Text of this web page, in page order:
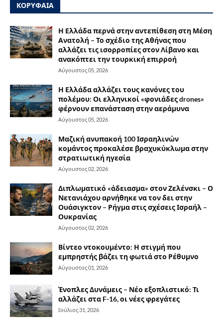
ΚΟΡΥΦΑΙΑ
Η Ελλάδα περνά στην αντεπίθεση στη Μέση
Ανατολή – Το σχέδιο της Αθήνας που
αλλάζει τις ισορροπίες στον Λίβανο και
ανακόπτει την τουρκική επιρροή
Αύγουστος 05, 2026
Η Ελλάδα αλλάζει τους κανόνες του
πολέμου: Οι ελληνικοί «φονιάδες drones»
φέρνουν επανάσταση στην αεράμυνα
Αύγουστος 05, 2026
Μαζική ανυπακοή 100 Ισραηλινών
κομάντος προκαλέσε βραχυκύκλωμα στην
στρατιωτική ηγεσία
Αύγουστος 02, 2026
Διπλωματικό «άδειασμα» στον Ζελένσκι – Ο
Νετανιάχου αρνήθηκε να τον δει στην
Ουάσιγκτον – Ρήγμα στις σχέσεις Ισραήλ –
Ουκρανίας
Αύγουστος 02, 2026
Βίντεο ντοκουμέντο: Η στιγμή που
εμπρηστής βάζει τη φωτιά στο Ρέθυμνο
Αύγουστος 01, 2026
Ένοπλες Δυνάμεις – Νέο εξοπλιστικό: Τι
αλλάζει στα F-16, οι νέες φρεγάτες
Ιούλιος 31, 2026